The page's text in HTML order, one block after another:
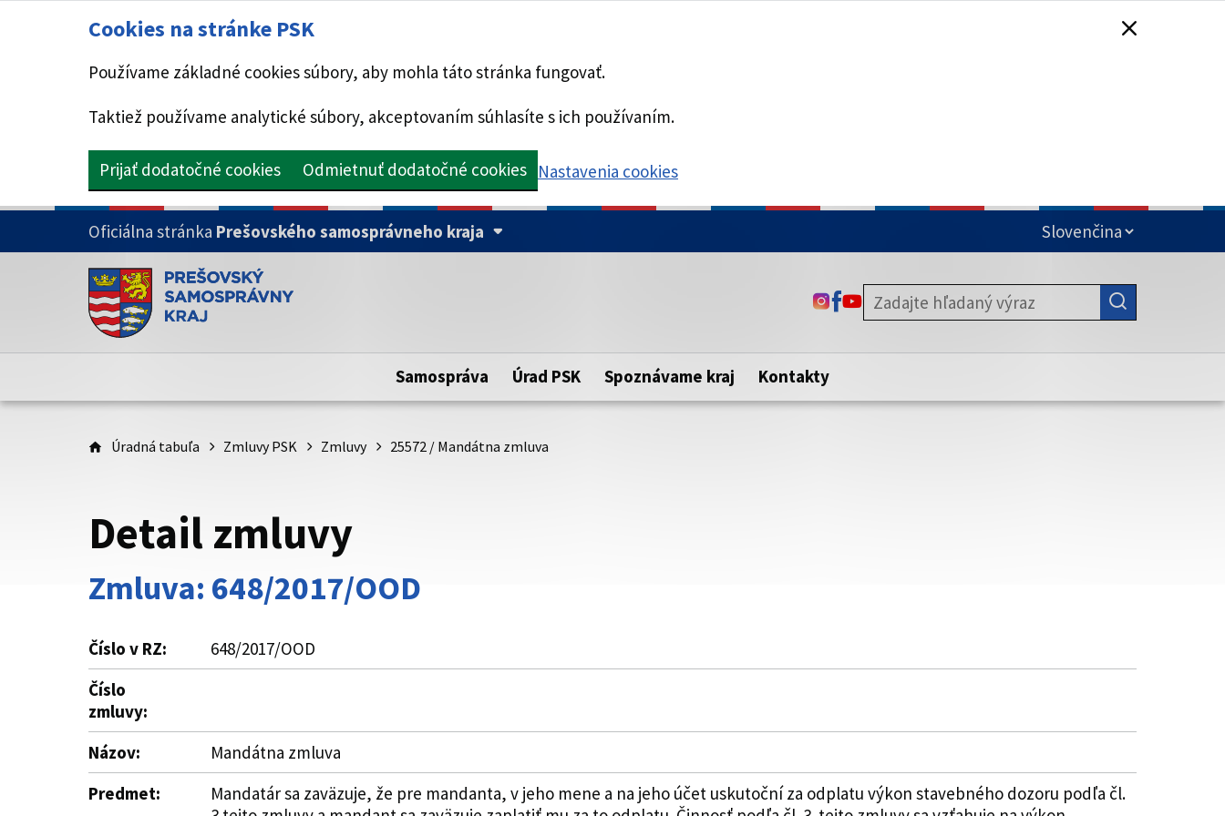
Cookies na stránke PSK
Používame základné cookies súbory, aby mohla táto stránka fungovať.
Taktiež používame analytické súbory, akceptovaním súhlasíte s ich používaním.
Prijať dodatočné cookies Odmietnuť dodatočné cookies Nastavenia cookies
PRESKOČIŤ NA HLAVNÝ OBSAH
Oficiálna stránka Prešovského samosprávneho kraja
Doména psk.sk je oficiálna
Toto je oficiálna webová stránka Prešovského samosprávneho kraja.
Táto stránka je zabezpečená
zabezpečenú webovú stránku. Zabezpečená stránka vždy začína
https:// pred názvom domény webového sídla.
ODKAZ SA OTVORÍ NA NOVEJ KARTE
ODKAZ SA OTVORÍ NA NOVEJ KARTE
ODKAZ SA OTVORÍ NA NOVEJ KARTE
Samospráva Úrad PSK Spoznávame kraj Kontakty
Úradná tabuľa Zmluvy PSK Zmluvy 25572 / Mandátna zmluva
Detail zmluvy
Zmluva: 648/2017/OOD
Číslo v RZ:
648/2017/OOD
Číslo
zmluvy:
Názov:
Mandátna zmluva
Predmet:
Mandatár sa zaväzuje, že pre mandanta, v jeho mene a na jeho účet uskutoční za odplatu výkon stavebného dozoru podľa čl.